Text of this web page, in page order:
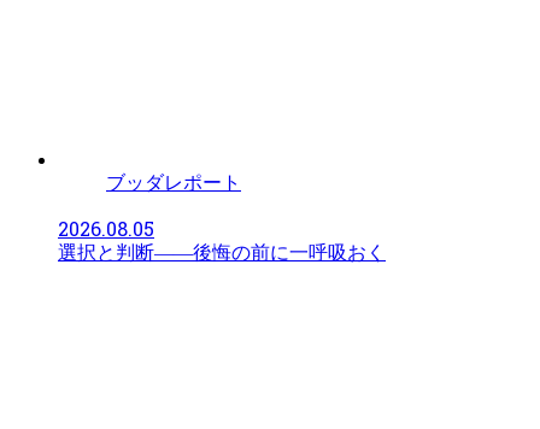
ブッダレポート
2026.08.05
選択と判断――後悔の前に一呼吸おく